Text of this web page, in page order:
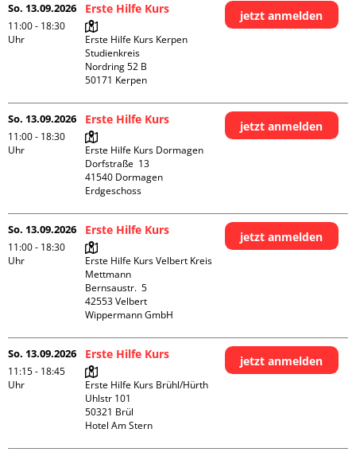
So. 13.09.2026
11:00 - 18:30
Uhr
Erste Hilfe Kurs
Erste Hilfe Kurs Kerpen
Studienkreis
Nordring 52 B
jetzt anmelden
So. 13.09.2026
11:00 - 18:30
Uhr
Erste Hilfe Kurs
Erste Hilfe Kurs Dormagen
Dorfstraße  13
41540 Dormagen
Erdgeschoss
jetzt anmelden
So. 13.09.2026
11:00 - 18:30
Uhr
Erste Hilfe Kurs
Erste Hilfe Kurs Velbert Kreis
Mettmann
Bernsaustr.  5
42553 Velbert
Wippermann GmbH
jetzt anmelden
So. 13.09.2026
11:15 - 18:45
Uhr
Erste Hilfe Kurs
Erste Hilfe Kurs Brühl/Hürth
Uhlstr 101
50321 Brül
Hotel Am Stern
jetzt anmelden